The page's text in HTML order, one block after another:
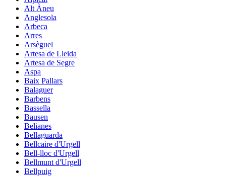
Alt Àneu
Anglesola
Arbeca
Arres
Arsèguel
Artesa de Lleida
Artesa de Segre
Aspa
Baix Pallars
Balaguer
Barbens
Bassella
Bausen
Belianes
Bellaguarda
Bellcaire d'Urgell
Bell-lloc d'Urgell
Bellmunt d'Urgell
Bellpuig